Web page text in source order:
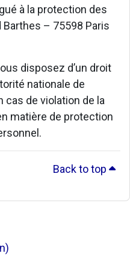
à la protection des
Barthes – 75598 Paris
disposez d’un droit
nationale de
cas de violation de la
matière de protection
Back to top
)